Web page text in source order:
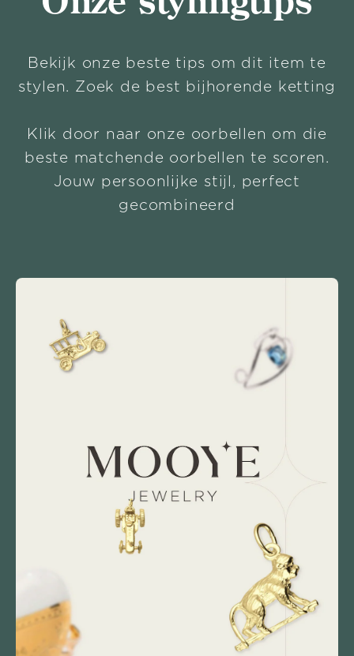
Bekijk onze beste tips om dit item te
stylen. Zoek de best bijhorende ketting
Klik door naar onze oorbellen om die
beste matchende oorbellen te scoren.
Jouw persoonlijke stijl, perfect
gecombineerd